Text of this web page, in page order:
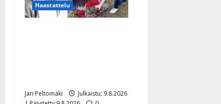
Haastattelu
Jari Peltomäki
Julkaistu: 9.8.2026